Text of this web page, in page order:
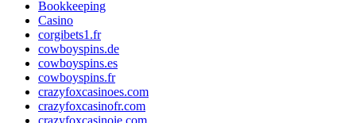
Bookkeeping
Casino
corgibets1.fr
cowboyspins.de
cowboyspins.es
cowboyspins.fr
crazyfoxcasinoes.com
crazyfoxcasinofr.com